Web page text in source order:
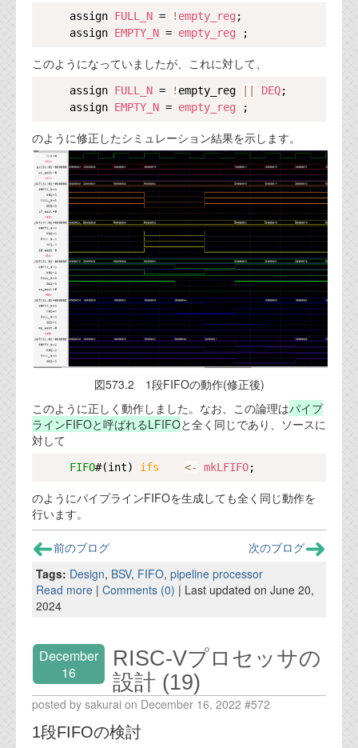
     assign
FULL_N = ! empty_reg ;
     assign
EMPTY_N = empty_reg
このようになっていましたが、これに対して、
     assign
FULL_N = ! empty_reg | | DEQ;
     assign
EMPTY_N = empty_reg
のように修正したシミュレーション結果を示します。
図573.2 1段FIFOの動作(修正後)
このように正しく動作しました。なお、この論理はパイプ
ラインFIFOと呼ばれるLFIFOと全く同じであり、ソースに
対して
FIFO#(int) ifs <- mkLFIFO
のようにパイプラインFIFOを生成しても全く同じ動作を
行います。
前のブログ
次のブログ
Tags: Design, BSV, FIFO, pipeline processor
Read more | Comments (0) | Last updated on June 20,
2024
December
16
RISC-Vプロセッサの
設計 (19)
posted by sakurai on December 16, 2022 #572
1段FIFOの検討